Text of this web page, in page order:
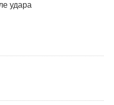
удара